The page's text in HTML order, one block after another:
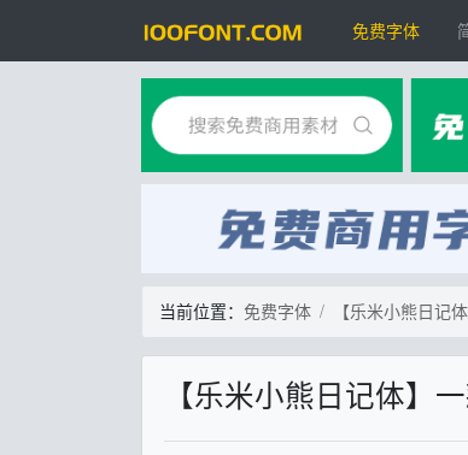
免费字体
当前位置： 免费字体 【乐米小熊日记
【乐米小熊日记体】